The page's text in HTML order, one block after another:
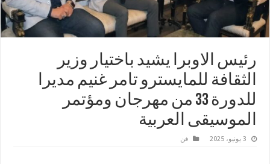
رئيس الاوبرا يشيد باختيار وزير
الثقافة للمايسترو تامر غنيم مديرا
للدورة 33 من مهرجان ومؤتمر
الموسيقى العربية
3 يونيو، 2025 فن